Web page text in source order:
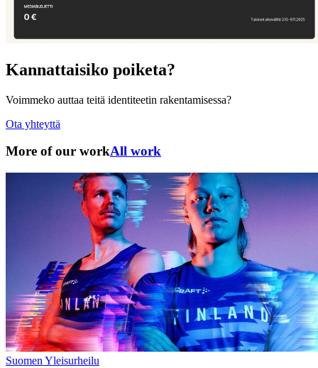
Kannattaisiko poiketa?
Voimmeko auttaa teitä identiteetin rakentamisessa?
Ota yhteyttä
More of our workAll work
Suomen Yleisurheilu